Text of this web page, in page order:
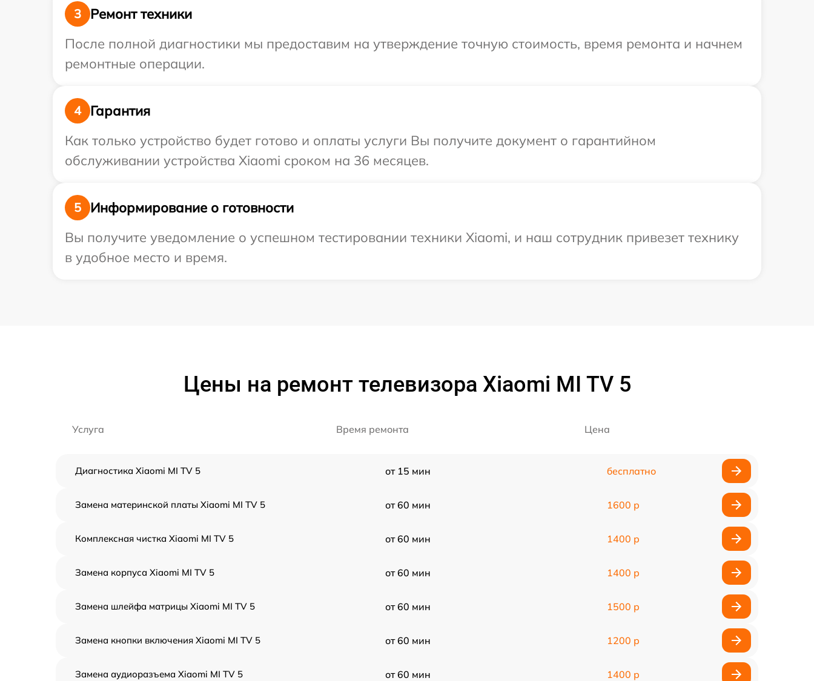
3
Ремонт техники
После полной диагностики мы предоставим на утверждение точную стоимость, время ремонта и начнем
ремонтные операции.
4
Гарантия
Как только устройство будет готово и оплаты услуги Вы получите документ о гарантийном
обслуживании устройства Xiaomi сроком на 36 месяцев.
5
Информирование о готовности
Вы получите уведомление о успешном тестировании техники Xiaomi, и наш сотрудник привезет технику
в удобное место и время.
Цены на ремонт телевизора Xiaomi MI TV 5
Услуга Время ремонта Цена
Диагностика Xiaomi MI TV 5 от 15 мин бесплатно
Замена материнской платы Xiaomi MI TV 5 от 60 мин 1600 р
Комплексная чистка Xiaomi MI TV 5 от 60 мин 1400 р
Замена корпуса Xiaomi MI TV 5 от 60 мин 1400 р
Замена шлейфа матрицы Xiaomi MI TV 5 от 60 мин 1500 р
Замена кнопки включения Xiaomi MI TV 5 от 60 мин 1200 р
Замена аудиоразъема Xiaomi MI TV 5 от 60 мин 1400 р